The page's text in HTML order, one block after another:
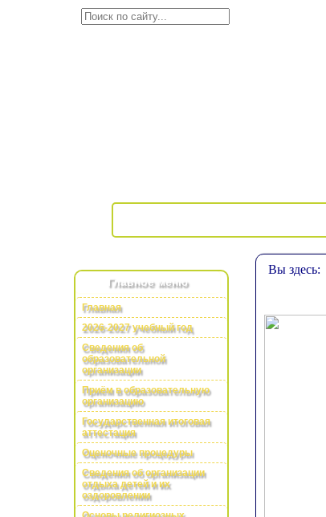
Главное меню
Главная
2026-2027 учебный год
Сведения об
образовательной
организации
Приём в образовательную
организацию
Государственная итоговая
аттестация
Оценочные процедуры
Сведения об организации
отдыха детей и их
оздоровлении
Вы здесь: